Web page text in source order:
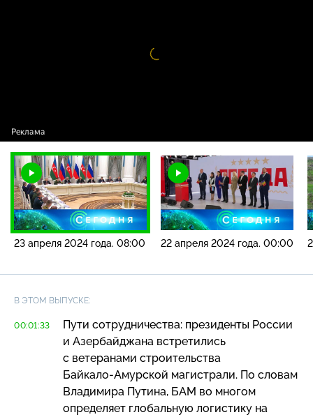
Видео
проигрыватель
23 апреля 2024 года. 08:00 22 апреля 2024 года. 00:00
В ЭТОМ ВЫПУСКЕ:
00:01:33
Пути сотрудничества: президенты России
и Азербайджана встретились
с ветеранами строительства
Байкало-Амурской магистрали. По словам
Владимира Путина, БАМ во многом
определяет глобальную логистику на